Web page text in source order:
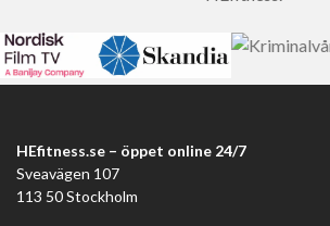
HEfitness.se – öppet online 24/7
Sveavägen 107
113 50 Stockholm